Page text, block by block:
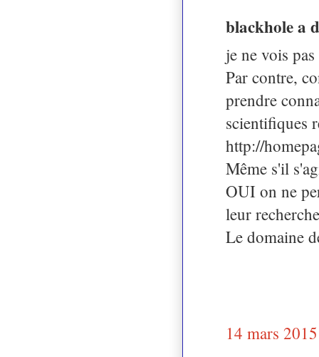
blackhole a
je ne vois
Par contre,
prendre
scientifiques
http://
Même s'il
OUI on ne
leur
Le domaine
14 mars